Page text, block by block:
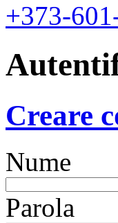
+373-
Creare
Nume
Parola